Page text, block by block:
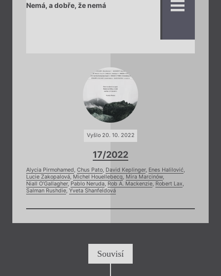
Nemá, a dobře, že nemá
Vyšlo 20. 10. 2022
17/2022
Alycia Pirmohamed, Chus Pato, David Keplinger, Enes Halilović,
Lucie Zakopalová, Michel Houellebecq, Mira Marcinów,
Niall O’Gallagher, Pablo Neruda, Rob A. Mackenzie, Robert Lax,
Salman Rushdie, Yveta Shanfeldová
Souvisí